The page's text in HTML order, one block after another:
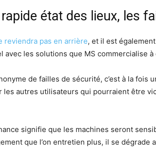
état des lieux, les
reviendra pas en arrière, et il est
avec les solutions que MS commercialise à
de failles de sécurité, c’est à la
autres utilisateurs qui pourraient être
signifie que les machines seront
que l’on entretien plus, il se